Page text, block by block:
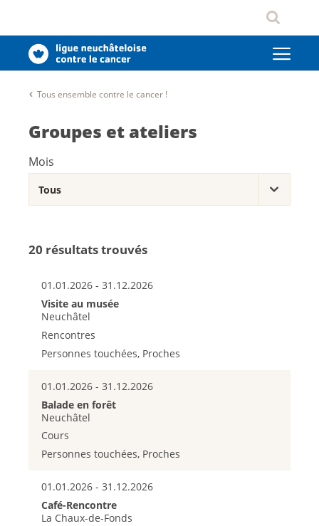
Tous ensemble contre le cancer !
Groupes et ateliers
Mois
20 résultats trouvés
01.01.2026 - 31.12.2026
Visite au musée
Neuchâtel
Rencontres
Personnes touchées, Proches
01.01.2026 - 31.12.2026
Balade en forêt
Neuchâtel
Cours
Personnes touchées, Proches
01.01.2026 - 31.12.2026
Café-Rencontre
La Chaux-de-Fonds